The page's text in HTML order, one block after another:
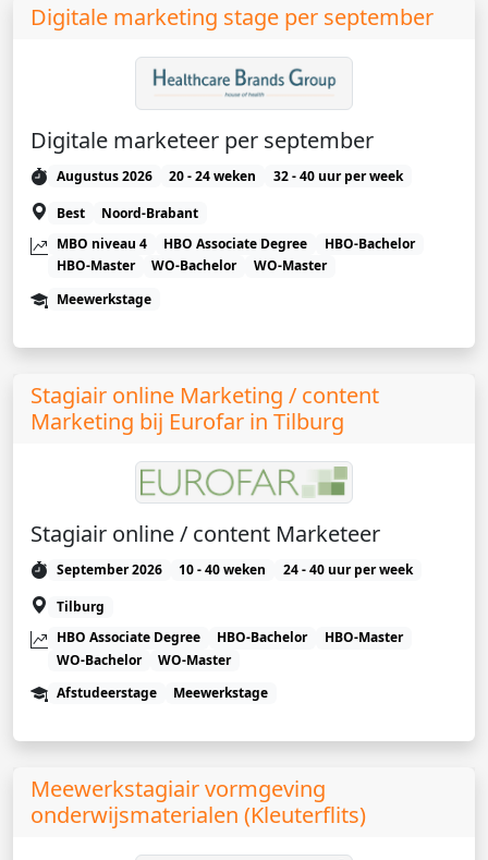
Digitale marketing stage per september
Digitale marketeer per september
Augustus 2026 20 - 24 weken
32 - 40 uur per week
Best
Noord-Brabant
MBO niveau 4
HBO Associate Degree
HBO-Bachelor
HBO-Master
WO-Bachelor
WO-Master
Meewerkstage
Stagiair online Marketing / content
Marketing bij Eurofar in Tilburg
Stagiair online / content Marketeer
September 2026 10 - 40 weken
24 - 40 uur per week
Tilburg
HBO Associate Degree
HBO-Bachelor
HBO-Master
WO-Bachelor
WO-Master
Afstudeerstage
Meewerkstage
Meewerkstagiair vormgeving
onderwijsmaterialen (Kleuterflits)